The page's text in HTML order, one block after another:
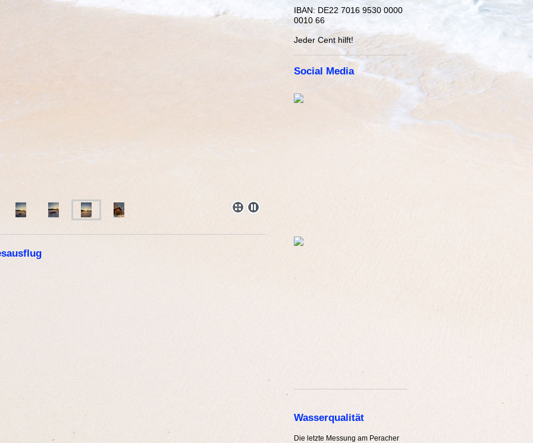
IBAN: DE22 7016 9530 0000
0010 66
Jeder Cent hilft!
Social Media
Wasserqualität
Die letzte Messung am Peracher